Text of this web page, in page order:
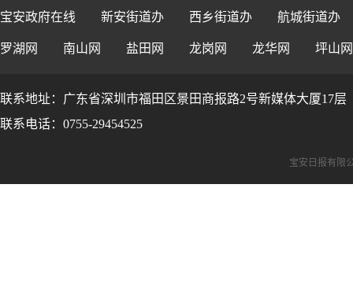
宝安政府在线 新安街道办 西乡街道办 航城街道办
罗湖网 南山网 盐田网 龙岗网 龙华网 坪山网
联系地址：广东省深圳市福田区景田商报路2号新媒体大厦17层
联系电话：0755-29454525
宝安日报有限